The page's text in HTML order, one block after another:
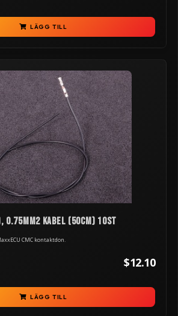
LÄGG TILL
0.75mm2 kabel (50cm) 10st
CMC kontaktdon.
$12.10
LÄGG TILL